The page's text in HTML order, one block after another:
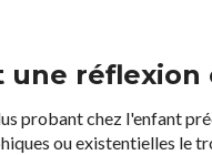
une réflexion
probant chez l'enfant
ou existentielles le